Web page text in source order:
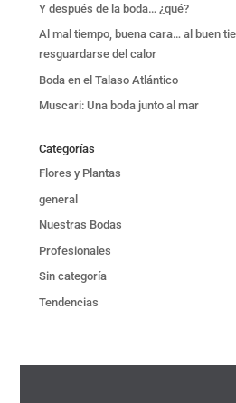
Y después de la boda… ¿qué?
Al mal tiempo, buena cara… al buen
resguardarse del calor
Boda en el Talaso Atlántico
Muscari: Una boda junto al mar
Categorías
Flores y Plantas
general
Nuestras Bodas
Profesionales
Sin categoría
Tendencias